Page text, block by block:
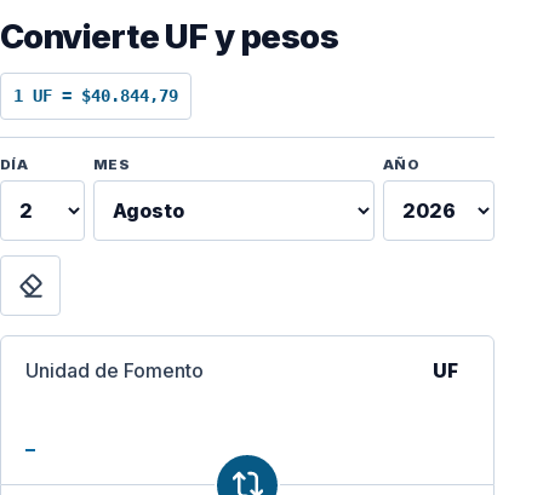
Convierte UF y pesos
1 UF = $40.844,79
Fecha para calcular
DÍA MES AÑO
Unidad de Fomento UF